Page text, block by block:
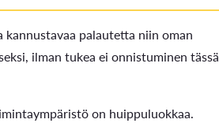
palautetta niin oman
ilman tukea ei onnistuminen tässä
on huippuluokkaa.